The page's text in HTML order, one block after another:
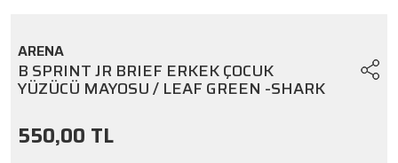
ARENA
B SPRINT JR BRIEF ERKEK ÇOCUK
YÜZÜCÜ MAYOSU / LEAF GREEN -SHARK
550,00 TL